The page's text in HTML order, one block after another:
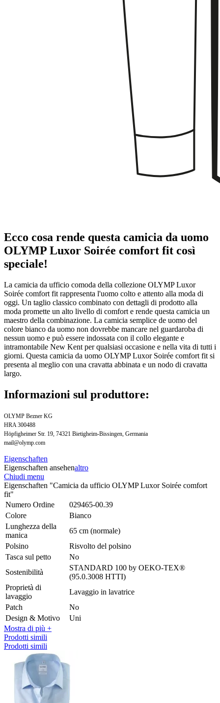
Ecco cosa rende questa camicia da uomo
OLYMP Luxor Soirée comfort fit così
speciale!
La camicia da ufficio comoda della collezione OLYMP Luxor
Soirée comfort fit rappresenta l'uomo colto e attento alla moda di
oggi. Un taglio classico combinato con dettagli di prodotto alla
moda promette un alto livello di comfort e rende questa camicia un
maestro della combinazione. La camicia semplice de uomo del
colore bianco da uomo non dovrebbe mancare nel guardaroba di
nessun uomo e può essere indossata con il collo elegante e
intramontabile New Kent per qualsiasi occasione e nella vita di tutti i
giorni. Questa camicia da uomo OLYMP Luxor Soirée comfort fit si
presenta al meglio con una cravatta abbinata e un nodo di cravatta
largo.
Informazioni sul produttore:
OLYMP Bezner KG
HRA 300488
Höpfigheimer Str. 19, 74321 Bietigheim-Bissingen, Germania
mail@olymp.com
Eigenschaften
Eigenschaften ansehenaltro
Chiudi menu
Eigenschaften "Camicia da ufficio OLYMP Luxor Soirée comfort
fit"
Numero Ordine
029465-00.39
Colore
Bianco
Lunghezza della
manica
65 cm (normale)
Polsino
Risvolto del polsino
Tasca sul petto
No
Sostenibilità
STANDARD 100 by OEKO-TEX®
(95.0.3008 HTTI)
Proprietà di
lavaggio
Lavaggio in lavatrice
Patch
No
Design & Motivo
Uni
Mostra di più +
Prodotti simili
Prodotti simili